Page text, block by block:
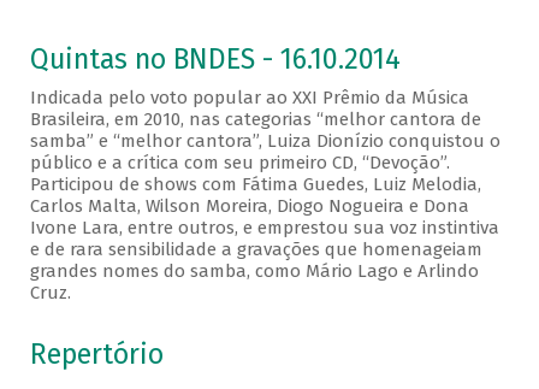
Quintas no BNDES - 16.10.2014
Indicada pelo voto popular ao XXI Prêmio da Música
Brasileira, em 2010, nas categorias “melhor cantora de
samba” e “melhor cantora”, Luiza Dionízio conquistou o
público e a crítica com seu primeiro CD, “Devoção”.
Participou de shows com Fátima Guedes, Luiz Melodia,
Carlos Malta, Wilson Moreira, Diogo Nogueira e Dona
Ivone Lara, entre outros, e emprestou sua voz instintiva
e de rara sensibilidade a gravações que homenageiam
grandes nomes do samba, como Mário Lago e Arlindo
Cruz.
Repertório